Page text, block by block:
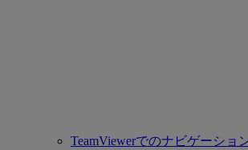
TeamViewerでのナビゲーショ